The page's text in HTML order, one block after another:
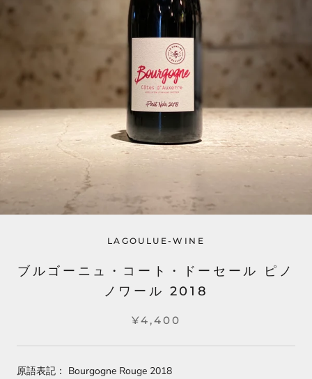
LAGOULUE-WINE
ブルゴーニュ・コート・ドーセール ピノ
ノワール 2018
¥4,400
原語表記： Bourgogne Rouge 2018